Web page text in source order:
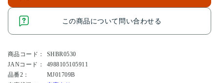
この商品について問い合わせる
商品コード：
SHBR0530
JANコード：
4988105105911
品番2：
MJ01709B